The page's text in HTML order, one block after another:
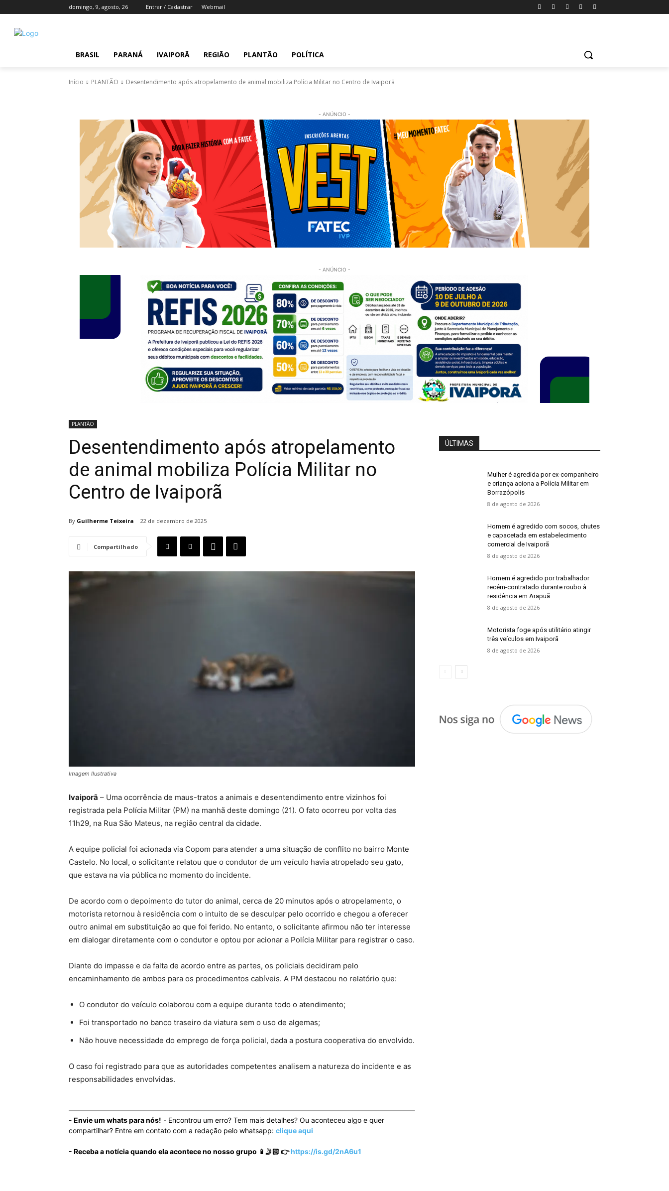
domingo, 9, agosto, 26 Entrar / Cadastrar Webmail
BRASIL PARANÁ IVAIPORÃ REGIÃO PLANTÃO POLÍTICA
Início PLANTÃO Desentendimento após atropelamento de animal mobiliza Polícia Militar no Centro de Ivaiporã
- ANÚNCIO -
- ANÚNCIO -
PLANTÃO
Desentendimento após atropelamento
de animal mobiliza Polícia Militar no
Centro de Ivaiporã
By Guilherme Teixeira 22 de dezembro de 2025
Compartilhado
Imagem Ilustrativa
Ivaiporã – Uma ocorrência de maus-tratos a animais e desentendimento entre vizinhos foi
registrada pela Polícia Militar (PM) na manhã deste domingo (21). O fato ocorreu por volta das
11h29, na Rua São Mateus, na região central da cidade.
A equipe policial foi acionada via Copom para atender a uma situação de conflito no bairro Monte
Castelo. No local, o solicitante relatou que o condutor de um veículo havia atropelado seu gato,
que estava na via pública no momento do incidente.
De acordo com o depoimento do tutor do animal, cerca de 20 minutos após o atropelamento, o
motorista retornou à residência com o intuito de se desculpar pelo ocorrido e chegou a oferecer
outro animal em substituição ao que foi ferido. No entanto, o solicitante afirmou não ter interesse
em dialogar diretamente com o condutor e optou por acionar a Polícia Militar para registrar o caso.
Diante do impasse e da falta de acordo entre as partes, os policiais decidiram pelo
encaminhamento de ambos para os procedimentos cabíveis. A PM destacou no relatório que:
O condutor do veículo colaborou com a equipe durante todo o atendimento;
Foi transportado no banco traseiro da viatura sem o uso de algemas;
Não houve necessidade do emprego de força policial, dada a postura cooperativa do envolvido.
O caso foi registrado para que as autoridades competentes analisem a natureza do incidente e as
responsabilidades envolvidas.
- Envie um whats para nós! - Encontrou um erro? Tem mais detalhes? Ou aconteceu algo e quer
compartilhar? Entre em contato com a redação pelo whatsapp: clique aqui
- Receba a notícia quando ela acontece no nosso grupo 📱🤳🏻 👉https://is.gd/2nA6u1
ÚLTIMAS
Mulher é agredida por ex-companheiro
e criança aciona a Polícia Militar em
Borrazópolis
8 de agosto de 2026
Homem é agredido com socos, chutes
e capacetada em estabelecimento
comercial de Ivaiporã
8 de agosto de 2026
Homem é agredido por trabalhador
recém-contratado durante roubo à
residência em Arapuã
8 de agosto de 2026
Motorista foge após utilitário atingir
três veículos em Ivaiporã
8 de agosto de 2026